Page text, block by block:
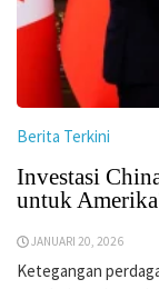
Berita Terkini
Investasi
untuk
JANUARI 20, 2026
Ketegangan